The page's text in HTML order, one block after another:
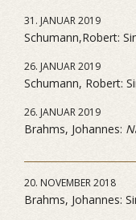
31. JANUAR 2019
Schumann,Robert:
26. JANUAR 2019
Schumann, Robert:
26. JANUAR 2019
Brahms, Johannes:
20. NOVEMBER 2018
Brahms, Johannes: